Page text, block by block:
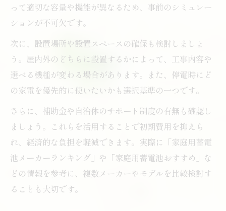
って適切な容量や機能が異なるため、事前のシミュレー
ションが不可欠です。
次に、設置場所や設置スペースの確保も検討しましょ
う。屋内外のどちらに設置するかによって、工事内容や
選べる機種が変わる場合があります。また、停電時にど
の家電を優先的に使いたいかも選択基準の一つです。
さらに、補助金や自治体のサポート制度の有無も確認し
ましょう。これらを活用することで初期費用を抑えら
れ、経済的な負担を軽減できます。実際に「家庭用蓄電
池メーカーランキング」や「家庭用蓄電池おすすめ」な
どの情報を参考に、複数メーカーやモデルを比較検討す
ることも大切です。